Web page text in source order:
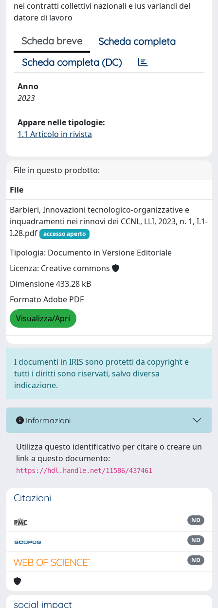
nei contratti collettivi nazionali e ius variandi del
datore di lavoro
Scheda breve
Scheda completa
Scheda completa (DC)
Anno
2023
Appare nelle tipologie:
1.1 Articolo in rivista
File in questo prodotto:
File
Barbieri, Innovazioni tecnologico-organizzative e
inquadramenti nei rinnovi dei CCNL, LLI, 2023, n. 1, I.1-
I.28.pdf
accesso aperto
Tipologia: Documento in Versione Editoriale
Licenza: Creative commons
Dimensione 433.28 kB
Formato Adobe PDF
Visualizza/Apri
I documenti in IRIS sono protetti da copyright e
tutti i diritti sono riservati, salvo diversa
indicazione.
Informazioni
Utilizza questo identificativo per citare o creare un
link a questo documento:
https://hdl.handle.net/11586/437461
Citazioni
ND
ND
ND
social impact